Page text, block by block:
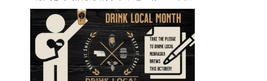
的红葡萄酒值得一试